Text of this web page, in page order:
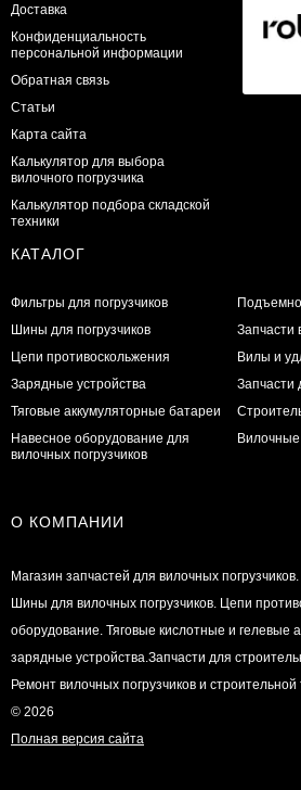
Доставка
Конфиденциальность
персональной информации
Обратная связь
Статьи
Карта сайта
Калькулятор для выбора
вилочного погрузчика
Калькулятор подбора складской
техники
КАТАЛОГ
Фильтры для погрузчиков
Шины для погрузчиков
Цепи противоскольжения
Зарядные устройства
Тяговые аккумуляторные батареи
Навесное оборудование для
вилочных погрузчиков
Запчасти
Вилы и
Запчасти
Вилочные
О КОМПАНИИ
Магазин запчастей для вилочных
Шины для вилочных погрузчиков. Цепи
оборудование. Тяговые кислотные и гелевые
зарядные устройства.Запчасти для
Ремонт вилочных погрузчиков и строительной
© 2026
Полная версия сайта